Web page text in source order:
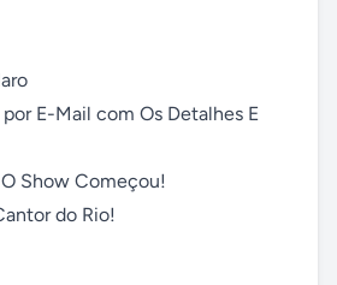
E-Mail com Os Detalhes E
Show Começou!
do Rio!